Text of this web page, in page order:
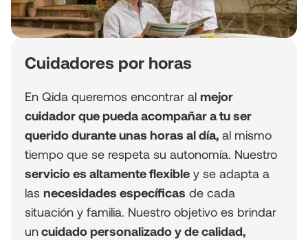
Cuidadores por horas
En Qida queremos encontrar al mejor
cuidador que pueda acompañar a tu ser
querido durante unas horas al día, al mismo
tiempo que se respeta su autonomía. Nuestro
servicio es altamente flexible y se adapta a
las necesidades específicas de cada
situación y familia. Nuestro objetivo es brindar
uncuidado personalizado y de calidad,